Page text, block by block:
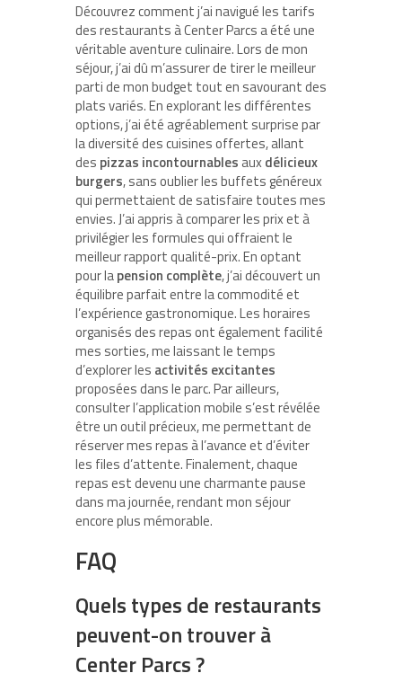
Découvrez comment j’ai navigué les tarifs
des restaurants à Center Parcs a été une
véritable aventure culinaire. Lors de mon
séjour, j’ai dû m’assurer de tirer le meilleur
parti de mon budget tout en savourant des
plats variés. En explorant les différentes
options, j’ai été agréablement surprise par
la diversité des cuisines offertes, allant
des pizzas incontournables auxdélicieux
burgers, sans oublier les buffets généreux
qui permettaient de satisfaire toutes mes
envies. J’ai appris à comparer les prix et à
privilégier les formules qui offraient le
meilleur rapport qualité-prix. En optant
pour lapension complète, j’ai découvert un
équilibre parfait entre la commodité et
l’expérience gastronomique. Les horaires
organisés des repas ont également facilité
mes sorties, me laissant le temps
d’explorer les activités excitantes
proposées dans le parc. Par ailleurs,
consulter l’application mobile s’est révélée
être un outil précieux, me permettant de
réserver mes repas à l’avance et d’éviter
les files d’attente. Finalement, chaque
repas est devenu une charmante pause
dans ma journée, rendant mon séjour
encore plus mémorable.
FAQ
Quels types de restaurants
peuvent-on trouver à
Center Parcs ?